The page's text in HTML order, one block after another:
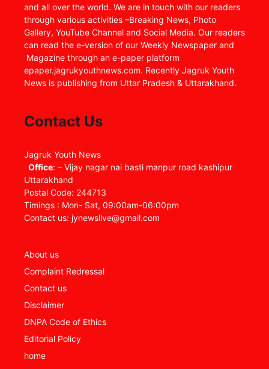
and all over the world. We are in touch with our readers
through various activities –Breaking News, Photo
Gallery, YouTube Channel and Social Media. Our readers
can read the e-version of our Weekly Newspaper and
Magazine through an e-paper platform
epaper.jagrukyouthnews.com. Recently Jagruk Youth
News is publishing from Uttar Pradesh & Uttarakhand.
Contact Us
Jagruk Youth News
Office: – Vijay nagar nai basti manpur road kashipur
Uttarakhand
Postal Code: 244713
Timings : Mon- Sat, 09:00am-06:00pm
Contact us: jynewslive@gmail.com
About us
Complaint Redressal
Contact us
Disclaimer
DNPA Code of Ethics
Editorial Policy
home